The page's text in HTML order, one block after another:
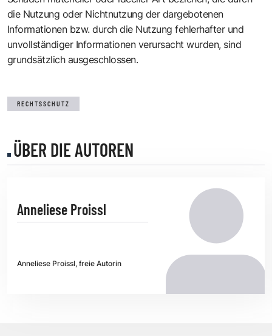
die Nutzung oder Nichtnutzung der dargebotenen
Informationen bzw. durch die Nutzung fehlerhafter und
unvollständiger Informationen verursacht wurden, sind
grundsätzlich ausgeschlossen.
RECHTSSCHUTZ
ÜBER DIE AUTOREN
Anneliese Proissl
Anneliese Proissl, freie Autorin